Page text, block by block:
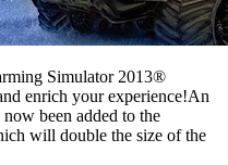
Simulator 2013®
enrich your experience!An
been added to the
will double the size of the